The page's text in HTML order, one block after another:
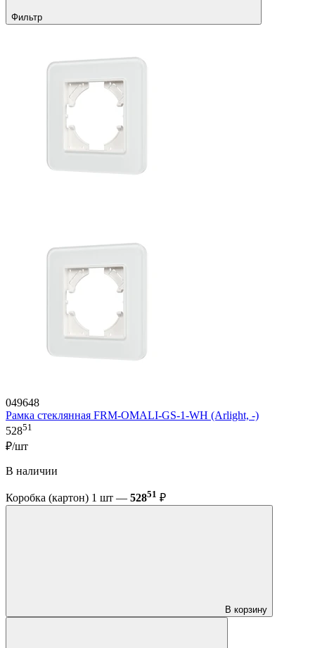
Фильтр
049648
Рамка стеклянная FRM-OMALI-GS-1-WH (Arlight, -)
52851
₽/шт
В наличии
Коробка (картон) 1 шт — 52851 ₽
В корзину